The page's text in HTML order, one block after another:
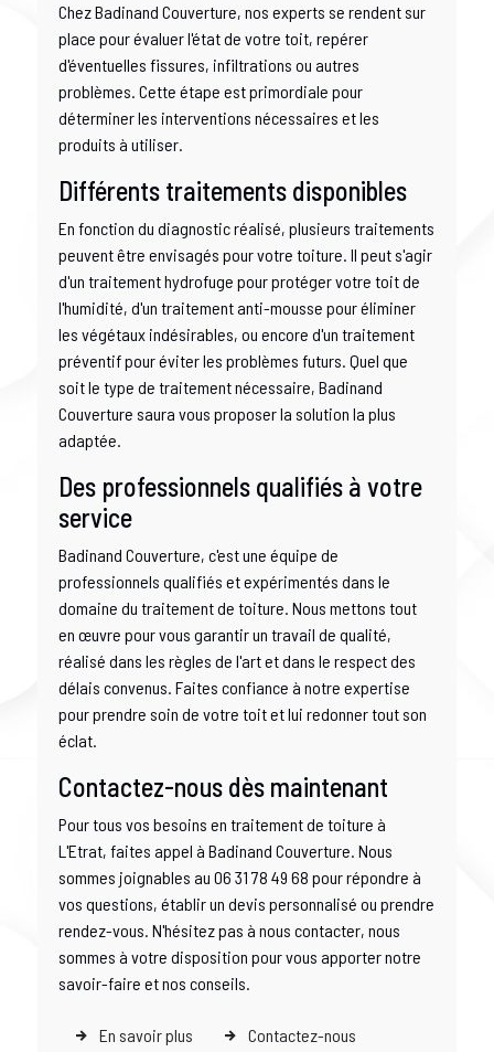
Chez Badinand Couverture, nos experts se rendent sur
place pour évaluer l'état de votre toit, repérer
d'éventuelles fissures, infiltrations ou autres
problèmes. Cette étape est primordiale pour
déterminer les interventions nécessaires et les
produits à utiliser.
Différents traitements disponibles
En fonction du diagnostic réalisé, plusieurs traitements
peuvent être envisagés pour votre toiture. Il peut s'agir
d'un traitement hydrofuge pour protéger votre toit de
l'humidité, d'un traitement anti-mousse pour éliminer
les végétaux indésirables, ou encore d'un traitement
préventif pour éviter les problèmes futurs. Quel que
soit le type de traitement nécessaire, Badinand
Couverture saura vous proposer la solution la plus
adaptée.
Des professionnels qualifiés à votre
service
Badinand Couverture, c'est une équipe de
professionnels qualifiés et expérimentés dans le
domaine du traitement de toiture. Nous mettons tout
en œuvre pour vous garantir un travail de qualité,
réalisé dans les règles de l'art et dans le respect des
délais convenus. Faites confiance à notre expertise
pour prendre soin de votre toit et lui redonner tout son
éclat.
Contactez-nous dès maintenant
Pour tous vos besoins en traitement de toiture à
L'Etrat, faites appel à Badinand Couverture. Nous
sommes joignables au 06 31 78 49 68 pour répondre à
vos questions, établir un devis personnalisé ou prendre
rendez-vous. N'hésitez pas à nous contacter, nous
sommes à votre disposition pour vous apporter notre
savoir-faire et nos conseils.
En savoir plus Contactez-nous